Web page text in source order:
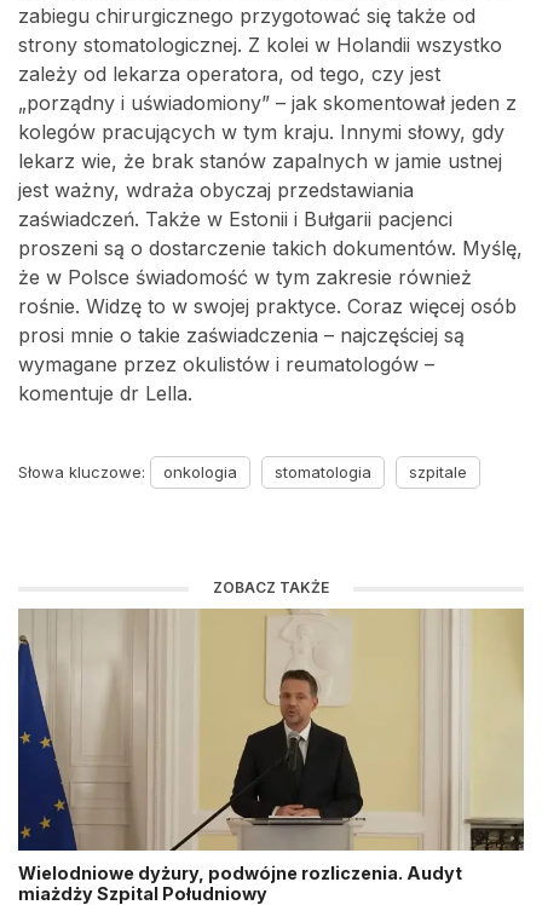
zabiegu chirurgicznego przygotować się także od
strony stomatologicznej. Z kolei w Holandii wszystko
zależy od lekarza operatora, od tego, czy jest
„porządny i uświadomiony” – jak skomentował jeden z
kolegów pracujących w tym kraju. Innymi słowy, gdy
lekarz wie, że brak stanów zapalnych w jamie ustnej
jest ważny, wdraża obyczaj przedstawiania
zaświadczeń. Także w Estonii i Bułgarii pacjenci
proszeni są o dostarczenie takich dokumentów. Myślę,
że w Polsce świadomość w tym zakresie również
rośnie. Widzę to w swojej praktyce. Coraz więcej osób
prosi mnie o takie zaświadczenia – najczęściej są
wymagane przez okulistów i reumatologów –
komentuje dr Lella.
Słowa kluczowe: onkologia stomatologia szpitale
ZOBACZ TAKŻE
Wielodniowe dyżury, podwójne rozliczenia. Audyt
miażdży Szpital Południowy